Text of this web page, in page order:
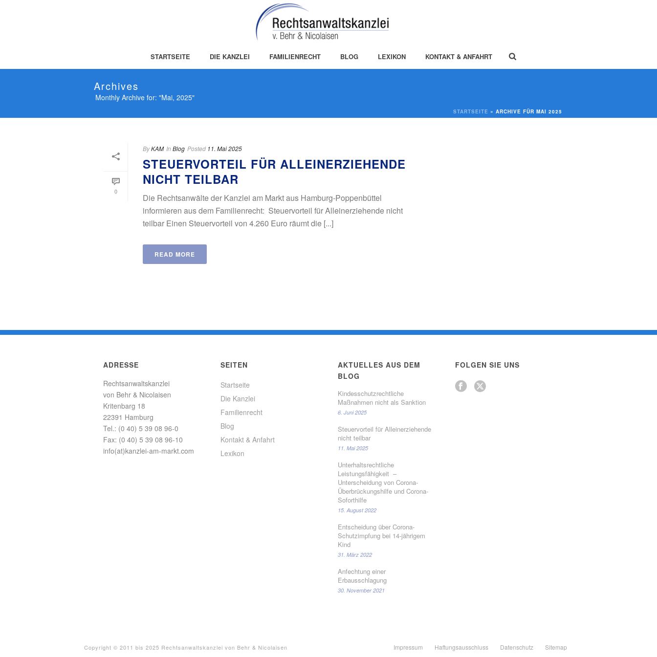
STARTSEITE DIE KANZLEI FAMILIENRECHT BLOG LEXIKON KONTAKT & ANFAHRT
Archives
Monthly Archive for: "Mai, 2025"
STARTSEITE » ARCHIVE FÜR MAI 2025
0
ByKAM In Blog Posted 11. Mai 2025
STEUERVORTEIL FÜR ALLEINERZIEHENDE
NICHT TEILBAR
Die Rechtsanwälte der Kanzlei am Markt aus Hamburg-Poppenbüttel
informieren aus dem Familienrecht: Steuervorteil für Alleinerziehende nicht
teilbar Einen Steuervorteil von 4.260 Euro räumt die [...]
READ MORE
ADRESSE
Rechtsanwaltskanzlei
von Behr & Nicolaisen
Kritenbarg 18
22391 Hamburg
Tel.: (0 40) 5 39 08 96-0
Fax: (0 40) 5 39 08 96-10
info(at)kanzlei-am-markt.com
SEITEN
Startseite
Die Kanzlei
Familienrecht
Blog
Kontakt & Anfahrt
Lexikon
AKTUELLES AUS DEM
BLOG
Kindesschutzrechtliche
Maßnahmen nicht als Sanktion
6. Juni 2025
Steuervorteil für Alleinerziehende
nicht teilbar
11. Mai 2025
Unterhaltsrechtliche
Leistungsfähigkeit –
Unterscheidung von Corona-
Überbrückungshilfe und Corona-
Soforthilfe
15. August 2022
Entscheidung über Corona-
Schutzimpfung bei 14-jährigem
Kind
31. März 2022
Anfechtung einer
Erbausschlagung
30. November 2021
FOLGEN SIE UNS
Copyright © 2011 bis 2025 Rechtsanwaltskanzlei von Behr & Nicolaisen Impressum Haftungsausschluss Datenschutz Sitemap